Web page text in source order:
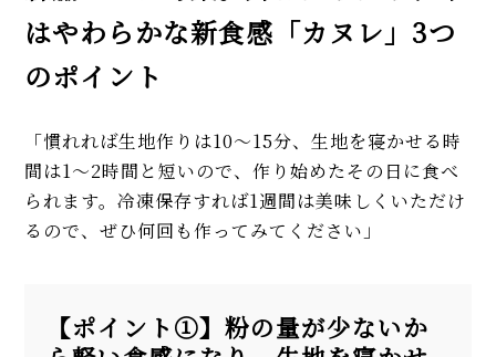
はやわらかな新食感「カヌレ」3つ
のポイント
「慣れれば生地作りは10～15分、生地を寝かせる時
間は1～2時間と短いので、作り始めたその日に食べ
られます。冷凍保存すれば1週間は美味しくいただけ
るので、ぜひ何回も作ってみてください」
【ポイント①】粉の量が少ないか